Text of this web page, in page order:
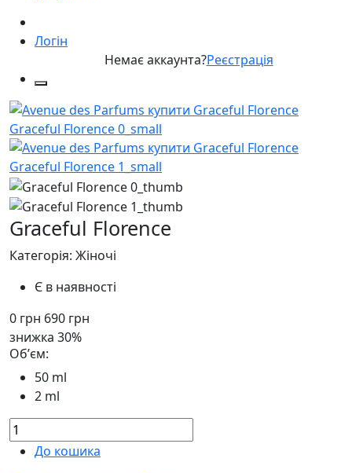
Логін
Немає аккаунта?Реєстрація
Graceful Florence
Категорія: Жіночі
Є в наявності
0 грн 690 грн
знижка 30%
Обʼєм:
50 ml
2 ml
До кошика